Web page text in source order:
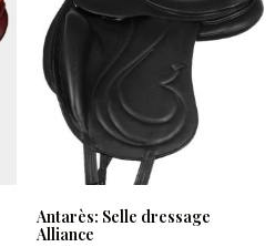
Antarès: Selle dressage
Alliance